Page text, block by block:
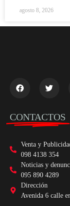
agosto 8, 2026
CONTACTOS
Venta y
098 4138 354
Noticias y
095 890 4289
Dirección
Avenida 6 calle